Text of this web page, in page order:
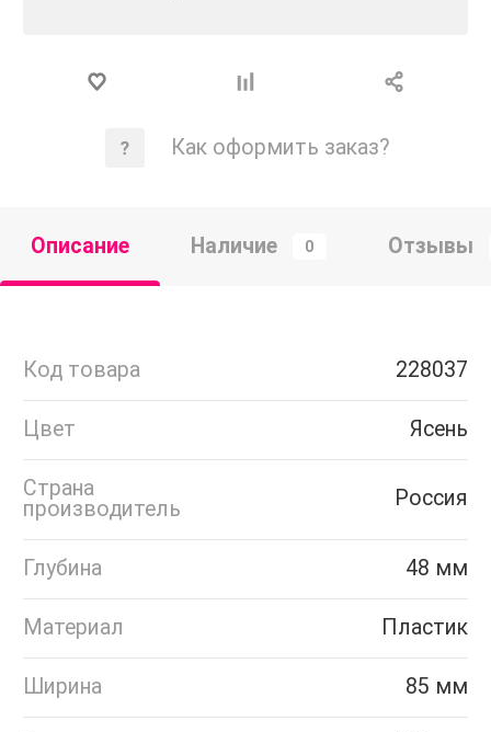
Как оформить заказ?
Описание Наличие 0 Отзывы
Код товара 228037
Цвет Ясень
Страна
производитель
Россия
Глубина 48 мм
Материал Пластик
Ширина 85 мм